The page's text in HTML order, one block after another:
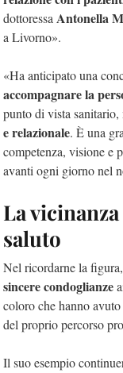
dottoressaAntonella
a Livorno».
«Ha anticipato una
accompagnare la
punto di vista sanitario,
e relazionale. È una
competenza, visione e
avanti ogni giorno nel
La
saluto
Nel ricordarne la figura,
sincere condoglianze
coloro che hanno
del proprio percorso
Il suo esempio